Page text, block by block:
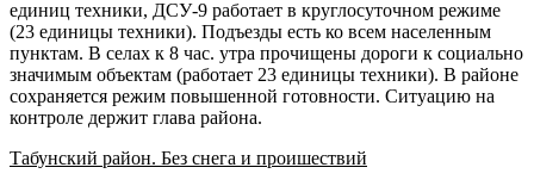
единиц техники, ДСУ-9 работает в круглосуточном режиме
(23 единицы техники). Подъезды есть ко всем населенным
пунктам. В селах к 8 час. утра прочищены дороги к социально
значимым объектам (работает 23 единицы техники). В районе
сохраняется режим повышенной готовности. Ситуацию на
контроле держит глава района.
Табунский район. Без снега и проишествий